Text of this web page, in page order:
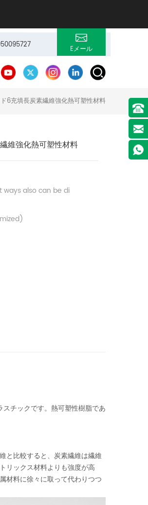
Eメール
6充填長炭素繊維強化熱可塑性材料
維強化熱可塑性材料
also can be di
チックです。熱可塑性樹脂であ
と比較すると、炭素繊維は繊維
リックス材料よりも強度が高
材料に徐々に取って代わりつつ